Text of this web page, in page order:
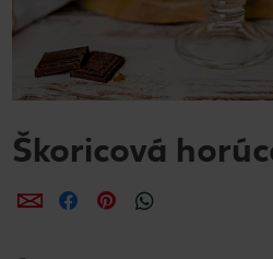
Škoricová
ZdieľaťZdieľaťZdieľať